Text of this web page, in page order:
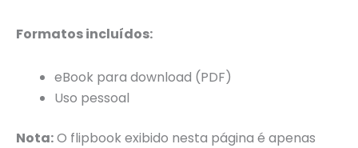
Formatos incluídos:
eBook para download (PDF)
Uso pessoal
Nota:O flipbook exibido nesta página é apenas